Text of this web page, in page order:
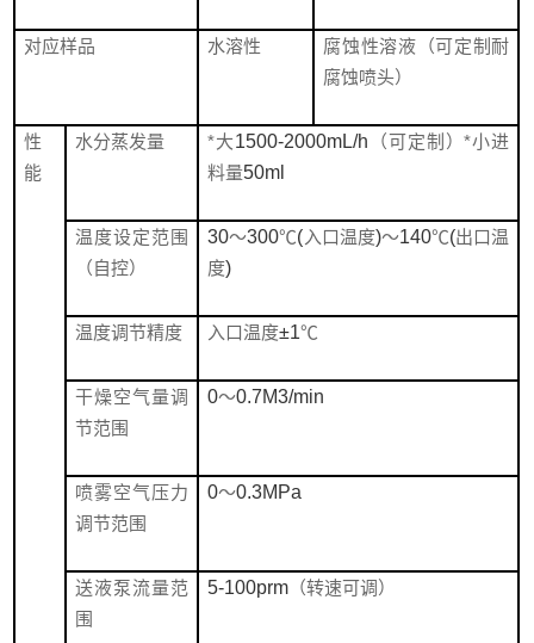
对应样品 水溶性
腐蚀性溶液（可定制耐
腐蚀喷头）
性
能
水分蒸发量 *大1500-2000mL/h （可定制）*小进
料量50ml
温度设定范围
（自控）
30～300℃( 入口温度)～140℃(出口温
度)
温度调节精度 入口温度±1℃
干燥空气量调
节范围
0～0.7M3/min
喷雾空气压力
调节范围
0～0.3MPa
送液泵流量范
围
5-100prm （转速可调）